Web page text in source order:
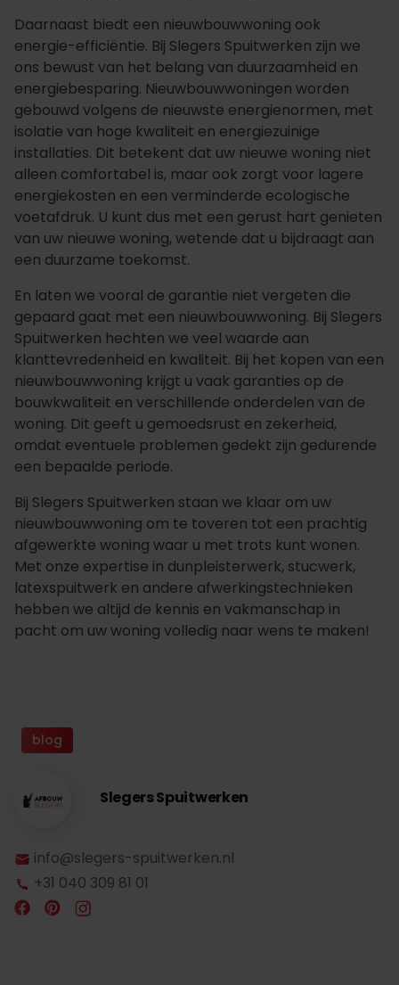
Daarnaast biedt een nieuwbouwwoning ook
energie-efficiëntie. Bij Slegers Spuitwerken zijn we
ons bewust van het belang van duurzaamheid en
energiebesparing. Nieuwbouwwoningen worden
gebouwd volgens de nieuwste energienormen, met
isolatie van hoge kwaliteit en energiezuinige
installaties. Dit betekent dat uw nieuwe woning niet
alleen comfortabel is, maar ook zorgt voor lagere
energiekosten en een verminderde ecologische
voetafdruk. U kunt dus met een gerust hart genieten
van uw nieuwe woning, wetende dat u bijdraagt aan
een duurzame toekomst.
En laten we vooral de garantie niet vergeten die
gepaard gaat met een nieuwbouwwoning. Bij Slegers
Spuitwerken hechten we veel waarde aan
klanttevredenheid en kwaliteit. Bij het kopen van een
nieuwbouwwoning krijgt u vaak garanties op de
bouwkwaliteit en verschillende onderdelen van de
woning. Dit geeft u gemoedsrust en zekerheid,
omdat eventuele problemen gedekt zijn gedurende
een bepaalde periode.
Bij Slegers Spuitwerken staan we klaar om uw
nieuwbouwwoning om te toveren tot een prachtig
afgewerkte woning waar u met trots kunt wonen.
Met onze expertise in dunpleisterwerk, stucwerk,
latexspuitwerk en andere afwerkingstechnieken
hebben we altijd de kennis en vakmanschap in
pacht om uw woning volledig naar wens te maken!
blog
Slegers Spuitwerken
info@slegers-spuitwerken.nl
+31 040 309 81 01